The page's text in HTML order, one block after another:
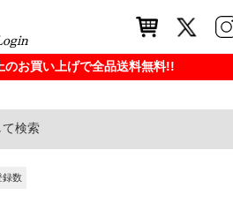
のお買い上げで全品送料無料!!
検索
録数